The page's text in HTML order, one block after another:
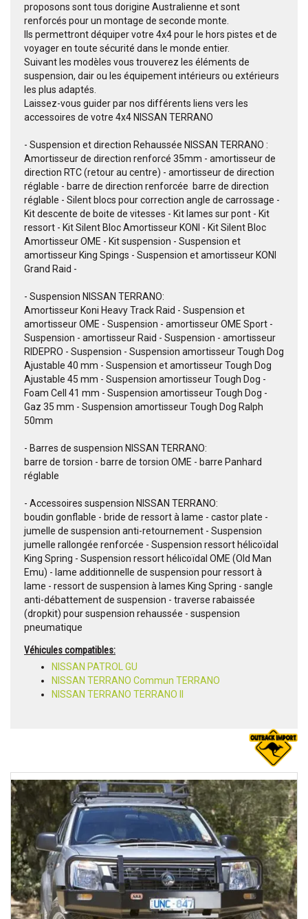
proposons sont tous dorigine Australienne et sont
renforcés pour un montage de seconde monte.
Ils permettront déquiper votre 4x4 pour le hors pistes et de
voyager en toute sécurité dans le monde entier.
Suivant les modèles vous trouverez les éléments de
suspension, dair ou les équipement intérieurs ou extérieurs
les plus adaptés.
Laissez-vous guider par nos différents liens vers les
accessoires de votre 4x4 NISSAN TERRANO
- Suspension et direction Rehaussée NISSAN TERRANO :
Amortisseur de direction renforcé 35mm - amortisseur de
direction RTC (retour au centre) - amortisseur de direction
réglable - barre de direction renforcée  barre de direction
réglable - Silent blocs pour correction angle de carrossage -
Kit descente de boite de vitesses - Kit lames sur pont - Kit
ressort - Kit Silent Bloc Amortisseur KONI - Kit Silent Bloc
Amortisseur OME - Kit suspension - Suspension et
amortisseur King Spings - Suspension et amortisseur KONI
Grand Raid -
- Suspension NISSAN TERRANO:
Amortisseur Koni Heavy Track Raid - Suspension et
amortisseur OME - Suspension - amortisseur OME Sport -
Suspension - amortisseur Raid - Suspension - amortisseur
RIDEPRO - Suspension - Suspension amortisseur Tough Dog
Ajustable 40 mm - Suspension et amortisseur Tough Dog
Ajustable 45 mm - Suspension amortisseur Tough Dog -
Foam Cell 41 mm - Suspension amortisseur Tough Dog -
Gaz 35 mm - Suspension amortisseur Tough Dog Ralph
50mm
- Barres de suspension NISSAN TERRANO:
barre de torsion - barre de torsion OME - barre Panhard
réglable
- Accessoires suspension NISSAN TERRANO:
boudin gonflable - bride de ressort à lame - castor plate -
jumelle de suspension anti-retournement - Suspension
jumelle rallongée renforcée - Suspension ressort hélicoïdal
King Spring - Suspension ressort hélicoïdal OME (Old Man
Emu) - lame additionnelle de suspension pour ressort à
lame - ressort de suspension à lames King Spring - sangle
anti-débattement de suspension - traverse rabaissée
(dropkit) pour suspension rehaussée - suspension
pneumatique
Véhicules compatibles:
NISSAN PATROL GU
NISSAN TERRANO Commun TERRANO
NISSAN TERRANO TERRANO II